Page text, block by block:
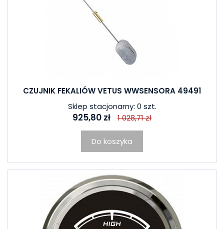
CZUJNIK FEKALIÓW VETUS WWSENSORA 49491
Sklep stacjonarny: 0 szt.
925,80 zł 1 028,71 zł
Do koszyka